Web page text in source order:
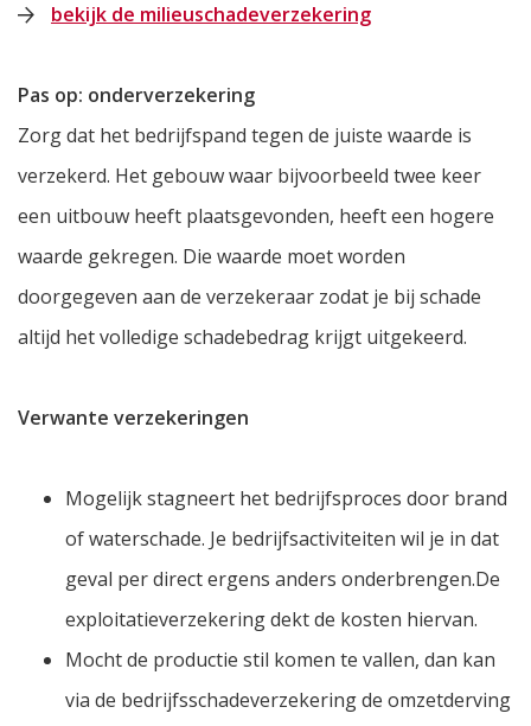
bekijk de milieuschadeverzekering
Pas op: onderverzekering
Zorg dat het bedrijfspand tegen de juiste waarde is
verzekerd. Het gebouw waar bijvoorbeeld twee keer
een uitbouw heeft plaatsgevonden, heeft een hogere
waarde gekregen. Die waarde moet worden
doorgegeven aan de verzekeraar zodat je bij schade
altijd het volledige schadebedrag krijgt uitgekeerd.
Verwante verzekeringen
Mogelijk stagneert het bedrijfsproces door brand
of waterschade. Je bedrijfsactiviteiten wil je in dat
geval per direct ergens anders onderbrengen.De
exploitatieverzekering dekt de kosten hiervan.
Mocht de productie stil komen te vallen, dan kan
via de bedrijfsschadeverzekering de omzetderving